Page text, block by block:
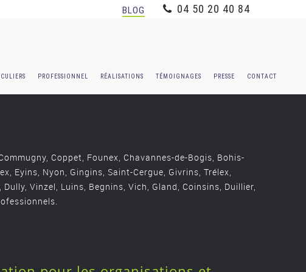
BLOG 04 50 20 40 84
PROFESSIONNEL RÉALISATIONS TÉMOIGNAGES PRESSE CONTACT
Coppet, Founex, Chavannes-de-Bogis, Bohis-
Eyins, Nyon, Gingins, Saint-Cergue, Givrins, Trélex,
Vinzel, Luins, Begnins, Vich, Gland, Coinsins, Duillier,